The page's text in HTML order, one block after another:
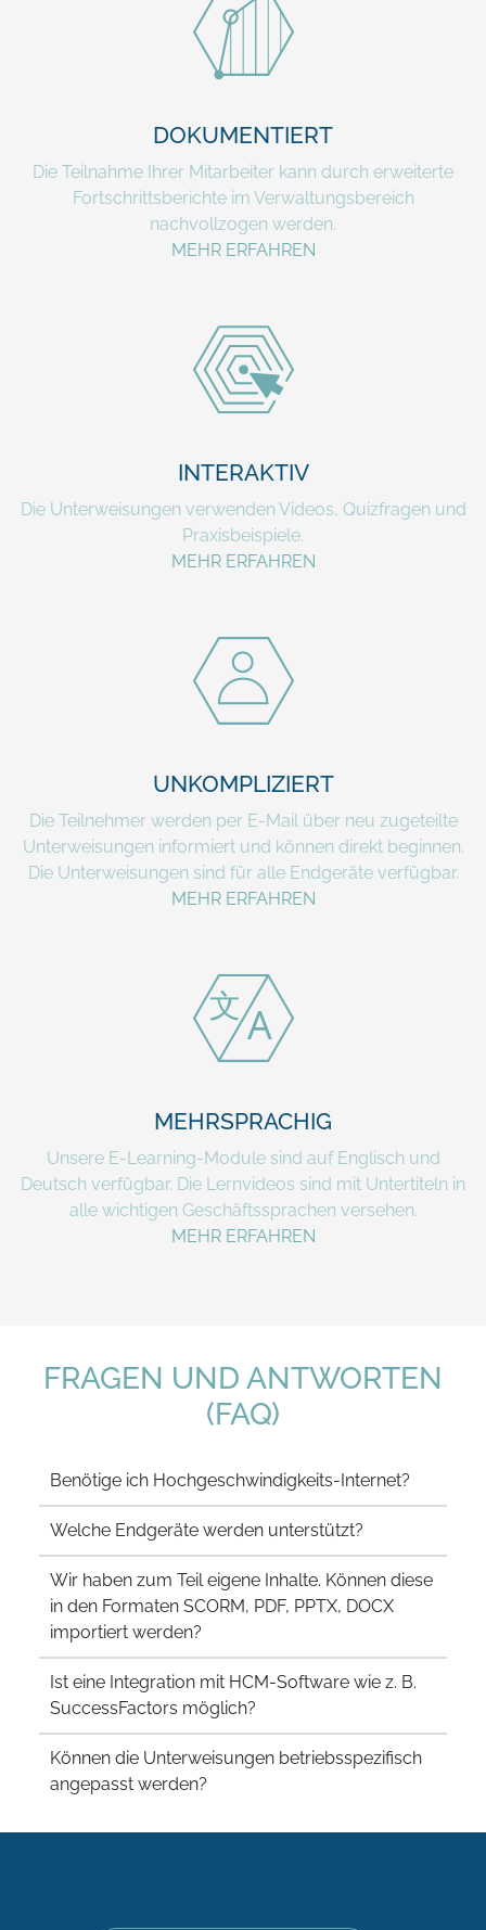
DOKUMENTIERT
Die Teilnahme Ihrer Mitarbeiter kann durch erweiterte
Fortschrittsberichte im Verwaltungsbereich
nachvollzogen werden.
MEHR ERFAHREN
INTERAKTIV
Die Unterweisungen verwenden Videos, Quizfragen und
Praxisbeispiele.
MEHR ERFAHREN
UNKOMPLIZIERT
Die Teilnehmer werden per E-Mail über neu zugeteilte
Unterweisungen informiert und können direkt beginnen.
Die Unterweisungen sind für alle Endgeräte verfügbar.
MEHR ERFAHREN
MEHRSPRACHIG
Unsere E-Learning-Module sind auf Englisch und
Deutsch verfügbar. Die Lernvideos sind mit Untertiteln in
alle wichtigen Geschäftssprachen versehen.
MEHR ERFAHREN
FRAGEN UND ANTWORTEN
(FAQ)
Benötige ich Hochgeschwindigkeits-Internet?
Welche Endgeräte werden unterstützt?
Wir haben zum Teil eigene Inhalte. Können diese
in den Formaten SCORM, PDF, PPTX, DOCX
importiert werden?
Ist eine Integration mit HCM-Software wie z. B.
SuccessFactors möglich?
Können die Unterweisungen betriebsspezifisch
angepasst werden?